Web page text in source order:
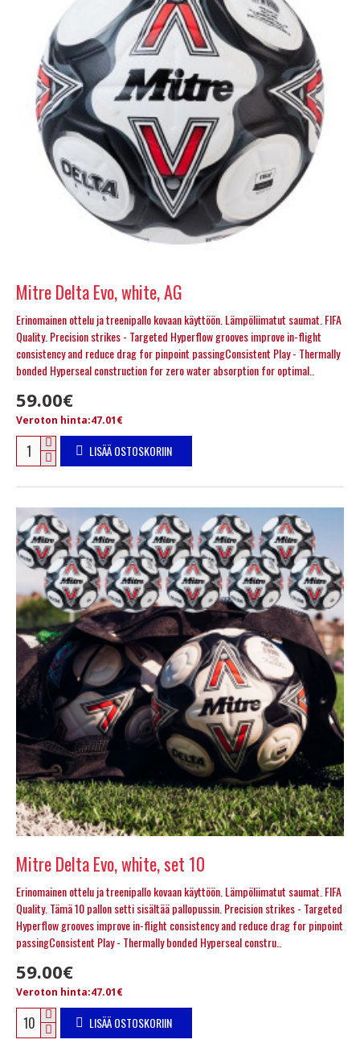
Mitre Delta Evo, white, AG
Erinomainen ottelu ja treenipallo kovaan käyttöön. Lämpöliimatut saumat. FIFA
Quality. Precision strikes - Targeted Hyperflow grooves improve in-flight
consistency and reduce drag for pinpoint passingConsistent Play - Thermally
bonded Hyperseal construction for zero water absorption for optimal..
59.00€
Veroton hinta:47.01€
LISÄÄ OSTOSKORIIN
Mitre Delta Evo, white, set 10
Erinomainen ottelu ja treenipallo kovaan käyttöön. Lämpöliimatut saumat. FIFA
Quality. Tämä 10 pallon setti sisältää pallopussin. Precision strikes - Targeted
Hyperflow grooves improve in-flight consistency and reduce drag for pinpoint
passingConsistent Play - Thermally bonded Hyperseal constru..
59.00€
Veroton hinta:47.01€
LISÄÄ OSTOSKORIIN